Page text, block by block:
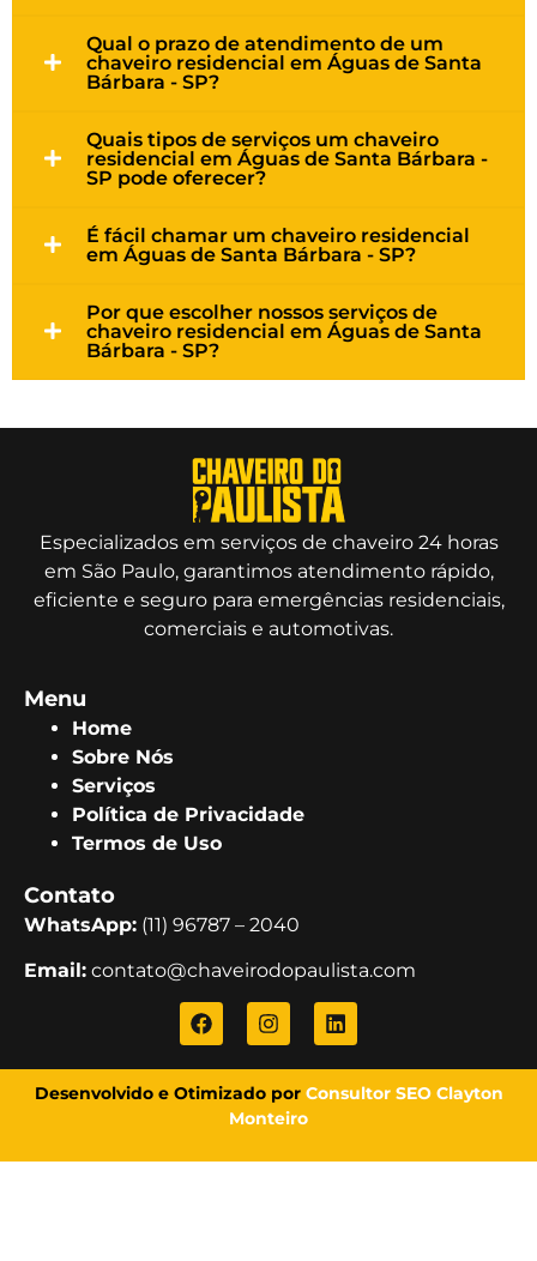
Qual o prazo de atendimento de um
chaveiro residencial em Águas de Santa
Bárbara - SP?
Quais tipos de serviços um chaveiro
residencial em Águas de Santa Bárbara -
SP pode oferecer?
É fácil chamar um chaveiro residencial
em Águas de Santa Bárbara - SP?
Por que escolher nossos serviços de
chaveiro residencial em Águas de Santa
Bárbara - SP?
Especializados em serviços de chaveiro 24 horas
em São Paulo, garantimos atendimento rápido,
eficiente e seguro para emergências residenciais,
comerciais e automotivas.
Menu
Home
Sobre Nós
Serviços
Política de Privacidade
Termos de Uso
Contato
WhatsApp: (11) 96787 – 2040
Email: contato@chaveirodopaulista.com
Desenvolvido e Otimizado por Consultor SEO Clayton
Monteiro